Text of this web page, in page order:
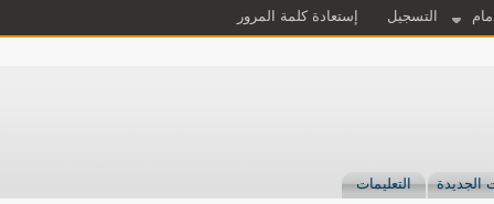
التسجيل إستعادة كلمة المرور
الجديدة التعليمات